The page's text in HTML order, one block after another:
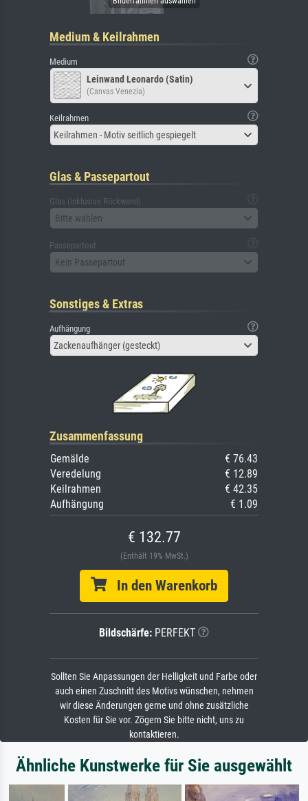
Medium & Keilrahmen
Medium
Leinwand Leonardo (Satin)
(Canvas Venezia)
Keilrahmen
Keilrahmen - Motiv seitlich gespiegelt
Glas & Passepartout
Glas (inklusive Rückwand)
Bitte wählen
Passepartout
Kein Passepartout
Sonstiges & Extras
Aufhängung
Zackenaufhänger (gesteckt)
Zusammenfassung
Gemälde
€ 76.43
Veredelung
€ 12.89
Keilrahmen
€ 42.35
Aufhängung
€ 1.09
€ 132.77
(Enthält 19% MwSt.)
In den Warenkorb
Bildschärfe: PERFEKT
Sollten Sie Anpassungen der Helligkeit und Farbe oder
auch einen Zuschnitt des Motivs wünschen, nehmen
wir diese Änderungen gerne und ohne zusätzliche
Kosten für Sie vor. Zögern Sie bitte nicht, uns zu
kontaktieren.
Ähnliche Kunstwerke für Sie ausgewählt